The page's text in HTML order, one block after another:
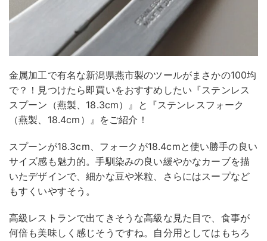
金属加工で有名な新潟県燕市製のツールがまさかの100均
で？！見つけたら即買いをおすすめしたい『ステンレス
スプーン（燕製、18.3cm）』と『ステンレスフォーク
（燕製、18.4cm）』をご紹介！
スプーンが18.3cm、フォークが18.4cmと使い勝手の良い
サイズ感も魅力的。手馴染みの良い緩やかなカーブを描
いたデザインで、細かな豆や米粒、さらにはスープなど
もすくいやすそう。
高級レストランで出てきそうな高級な見た目で、食事が
何倍も美味しく感じそうですね。自分用としてはもちろ